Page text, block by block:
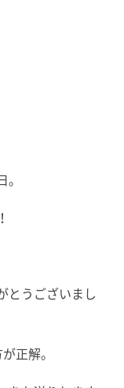
とうございまし
正解。